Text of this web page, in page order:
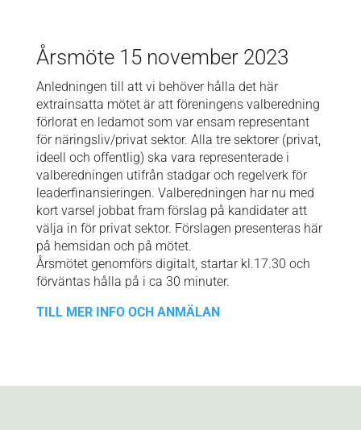
Årsmöte 15 november 2023
Anledningen till att vi behöver hålla det här
extrainsatta mötet är att föreningens valberedning
förlorat en ledamot som var ensam representant
för näringsliv/privat sektor. Alla tre sektorer (privat,
ideell och offentlig) ska vara representerade i
valberedningen utifrån stadgar och regelverk för
leaderfinansieringen. Valberedningen har nu med
kort varsel jobbat fram förslag på kandidater att
välja in för privat sektor. Förslagen presenteras här
på hemsidan och på mötet.
Årsmötet genomförs digitalt, startar kl.17.30 och
förväntas hålla på i ca 30 minuter.
TILL MER INFO OCH ANMÄLAN